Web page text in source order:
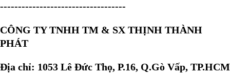
-----------------------------------
CÔNG TY TNHH TM & SX THỊNH THÀNH
PHÁT
Địa chỉ: 1053 Lê Đức Thọ, P.16, Q.Gò Vấp, TP.HCM